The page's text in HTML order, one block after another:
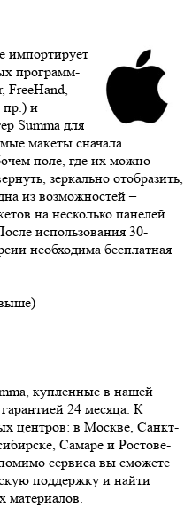
импортирует
программ-
FreeHand,
пр.) и
Summa для
макеты сначала
поле, где их можно
зеркально отобразить,
из возможностей –
на несколько панелей
использования 30-
необходима бесплатная
купленные в нашей
24 месяца. К
центров: в Москве, Санкт-
Самаре и Ростове-
сервиса вы сможете
поддержку и найти
материалов.